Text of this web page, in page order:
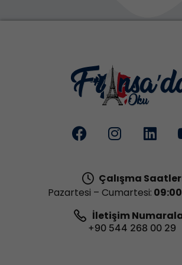
Çalışma
Pazartesi – Cumartesi:
İletişim
+90 544 268 00 29